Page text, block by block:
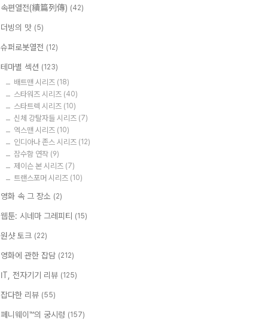
속편열전(續篇列傳) (42)
더빙의 맛 (5)
슈퍼로봇열전 (12)
테마별 섹션 (123)
배트맨 시리즈 (18)
스타워즈 시리즈 (40)
스타트렉 시리즈 (10)
신체 강탈자들 시리즈 (7)
엑스맨 시리즈 (10)
인디아나 존스 시리즈 (12)
잠수함 연작 (9)
제이슨 본 시리즈 (7)
트랜스포머 시리즈 (10)
영화 속 그 장소 (2)
웹툰: 시네마 그레피티 (15)
원샷 토크 (22)
영화에 관한 잡담 (212)
IT, 전자기기 리뷰 (125)
잡다한 리뷰 (55)
페니웨이™의 궁시렁 (157)